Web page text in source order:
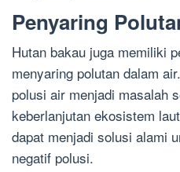
Penyaring
Hutan bakau juga memiliki
menyaring polutan dalam
polusi air menjadi masalah
keberlanjutan ekosistem
dapat menjadi solusi alami
negatif polusi.